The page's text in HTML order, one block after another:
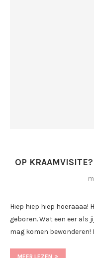
OP
Hiep hiep hiep hoeraaaa!
geboren. Wat een eer als
mag komen bewonderen!
MEER LEZEN